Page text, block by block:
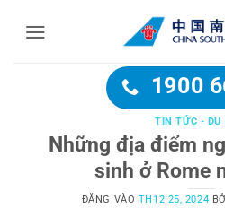
1900
TIN TỨC - DU
Những địa điểm
sinh ở Rome
ĐĂNG VÀO TH12 25, 2024